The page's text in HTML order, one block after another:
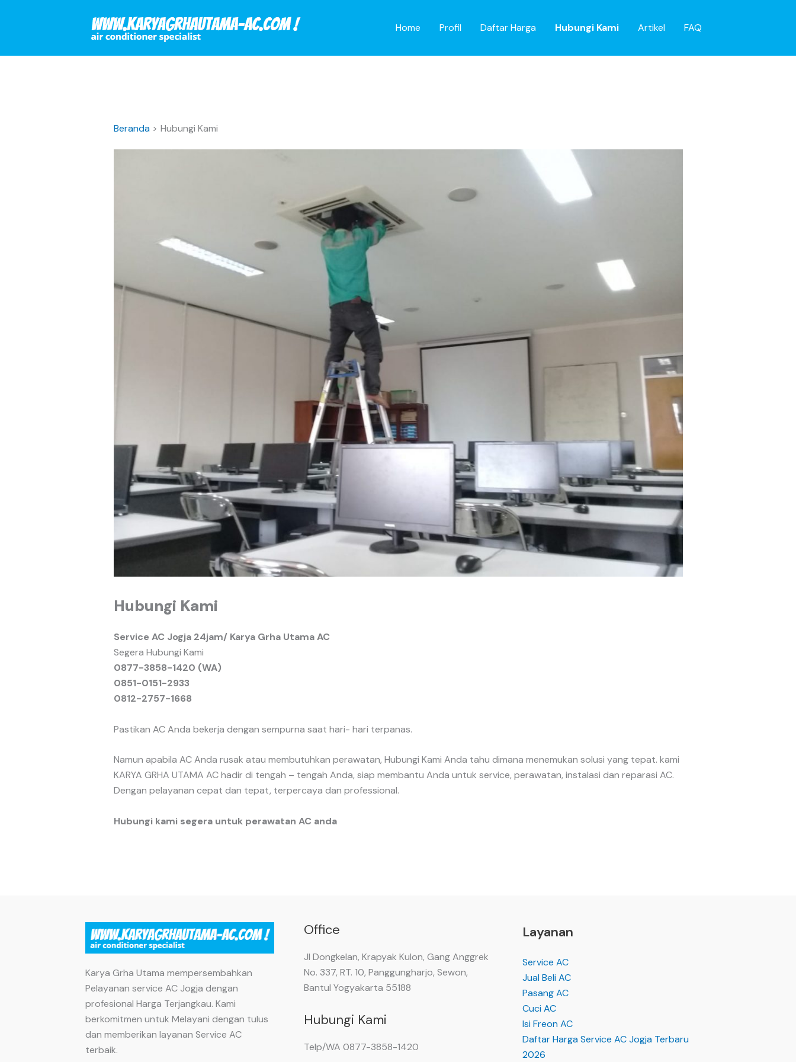
Home Profil Daftar Harga Hubungi Kami Artikel FAQ
Beranda Hubungi Kami
Hubungi Kami
Service AC Jogja 24jam/ Karya Grha Utama AC
Segera Hubungi Kami
0877-3858-1420 (WA)
0851-0151-2933
0812-2757-1668
Pastikan AC Anda bekerja dengan sempurna saat hari- hari terpanas.
Namun apabila AC Anda rusak atau membutuhkan perawatan, Hubungi Kami Anda tahu dimana menemukan solusi yang tepat. kami
KARYA GRHA UTAMA AC hadir di tengah – tengah Anda, siap membantu Anda untuk service, perawatan, instalasi dan reparasi AC.
Dengan pelayanan cepat dan tepat, terpercaya dan professional.
Hubungi kami segera untuk perawatan AC anda
Karya Grha Utama mempersembahkan
Pelayanan service AC Jogja dengan
profesional Harga Terjangkau. Kami
berkomitmen untuk Melayani dengan tulus
dan memberikan layanan Service AC
terbaik.
Office
Jl Dongkelan, Krapyak Kulon, Gang Anggrek
No. 337, RT. 10, Panggungharjo, Sewon,
Bantul Yogyakarta 55188
Hubungi Kami
Telp/WA 0877-3858-1420
Layanan
Service AC
Jual Beli AC
Pasang AC
Cuci AC
Isi Freon AC
Daftar Harga Service AC Jogja Terbaru
2026